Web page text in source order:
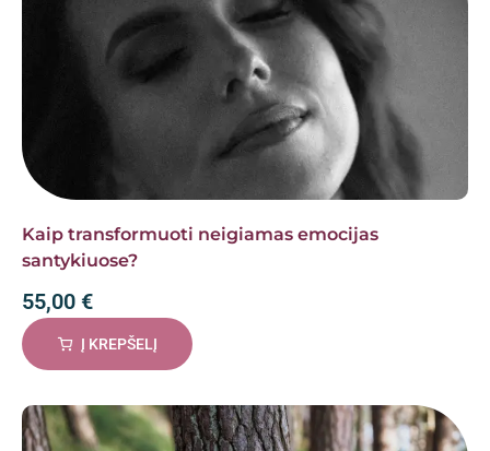
Kaip transformuoti neigiamas emocijas
santykiuose?
55,00 €
Į KREPŠELĮ